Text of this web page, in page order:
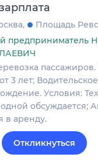
Площадь
предприниматель
3 лет;
Условия:
обсуждается;
в аренду.
Откликнуться